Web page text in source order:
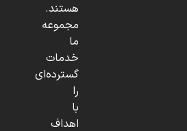
هستند.
مجموعه
ما
خدمات
گسترده‌ای
را
با
اهداف